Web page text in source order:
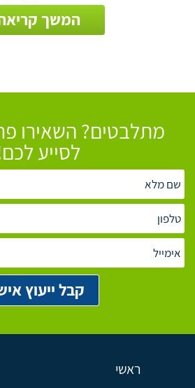
המשך
מתלבטים? השאירו
לסייע
ראשי